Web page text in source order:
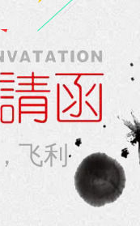
飞利